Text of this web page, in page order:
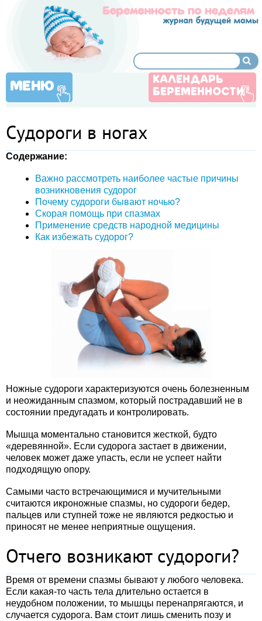
МЕНЮ
КАЛЕНДАРЬ
БЕРЕМЕННОСТИ
Судороги в ногах
Содержание:
Важно рассмотреть наиболее частые причины
возникновения судорог
Почему судороги бывают ночью?
Скорая помощь при спазмах
Применение средств народной медицины
Как избежать судорог?
Ножные судороги характеризуются очень болезненным
и неожиданным спазмом, который пострадавший не в
состоянии предугадать и контролировать.
Мышца моментально становится жесткой, будто
«деревянной». Если судорога застает в движении,
человек может даже упасть, если не успеет найти
подходящую опору.
Самыми часто встречающимися и мучительными
считаются икроножные спазмы, но судороги бедер,
пальцев или ступней тоже не являются редкостью и
приносят не менее неприятные ощущения.
Отчего возникают судороги?
Время от времени спазмы бывают у любого человека.
Если какая-то часть тела длительно остается в
неудобном положении, то мышцы перенапрягаются, и
случается судорога. Вам стоит лишь сменить позу и